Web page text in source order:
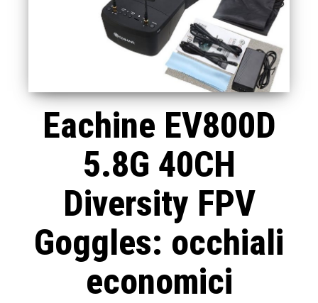
Eachine EV800D
5.8G 40CH
Diversity FPV
Goggles: occhiali
economici